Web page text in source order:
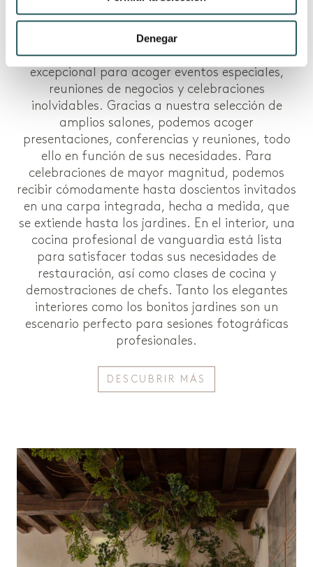
Denegar
El alma de una época dorada. El exquisito
Palacio de Figueras es una propiedad
excepcional para acoger eventos especiales,
reuniones de negocios y celebraciones
inolvidables. Gracias a nuestra selección de
amplios salones, podemos acoger
presentaciones, conferencias y reuniones, todo
ello en función de sus necesidades. Para
celebraciones de mayor magnitud, podemos
recibir cómodamente hasta doscientos invitados
en una carpa integrada, hecha a medida, que
se extiende hasta los jardines. En el interior, una
cocina profesional de vanguardia está lista
para satisfacer todas sus necesidades de
restauración, así como clases de cocina y
demostraciones de chefs. Tanto los elegantes
interiores como los bonitos jardines son un
escenario perfecto para sesiones fotográficas
profesionales.
DESCUBRIR MÁS